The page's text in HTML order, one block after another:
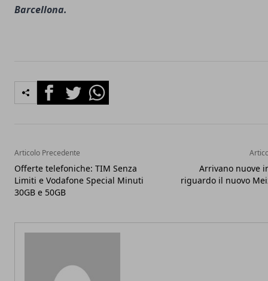
Barcellona.
FacebookTwitterWhatsapp
Articolo Precedente
Offerte telefoniche: TIM Senza
Limiti e Vodafone Special Minuti
30GB e 50GB
Arrivano nuove
riguardo il nuovo